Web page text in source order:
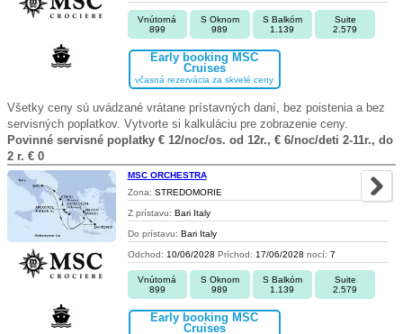
Vnútorná
899
S Oknom
989
S Balkóm
1.139
Suite
2.579
Early booking MSC
Cruises
včasná rezervácia za skvelé ceny
Všetky ceny sú uvádzané vrátane prístavných daní, bez poistenia a bez
servisných poplatkov. Vytvorte si kalkuláciu pre zobrazenie ceny.
Povinné servisné poplatky € 12/noc/os. od 12r., € 6/noc/deti 2-11r., do
2 r. € 0
MSC ORCHESTRA
Zona: STREDOMORIE
Z prístavu: Bari Italy
Do prístavu: Bari Italy
Odchod: 10/06/2028 Príchod: 17/06/2028 nocí: 7
Vnútorná
899
S Oknom
989
S Balkóm
1.139
Suite
2.579
Early booking MSC
Cruises